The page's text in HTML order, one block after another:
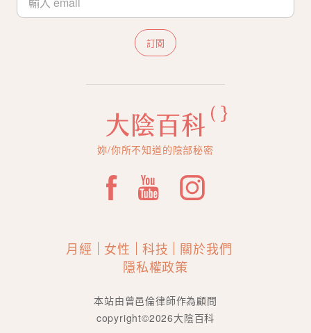
訂閱
妳/你所不知道的陰部秘密
月經 女性 科技
關於我們
隱私權政策
本站由曾邑倫律師作為顧問
copyright©2026大陰百科